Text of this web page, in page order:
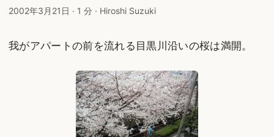
2002年3月21日 · 1 分 · Hiroshi Suzuki
我がアパートの前を流れる目黒川沿いの桜は満開。